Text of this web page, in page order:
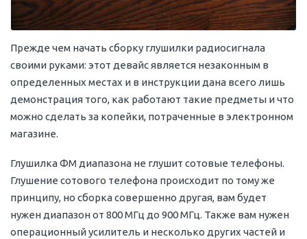
Прежде чем начать сборку глушилки радиосигнала
своими руками: этот девайс является незаконным в
определенных местах и в инструкции дана всего лишь
демонстрация того, как работают такие предметы и что
можно сделать за копейки, потраченные в электронном
магазине.
Глушилка ФМ диапазона не глушит сотовые телефоны.
Глушение сотового телефона происходит по тому же
принципу, но сборка совершенно другая, вам будет
нужен диапазон от 800 МГц до 900 МГц. Также вам нужен
операционный усилитель и несколько других частей и